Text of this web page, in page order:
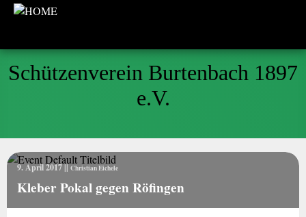
Schützenverein Burtenbach 1897
e.V.
9. April 2017||Christian Eichele
Kleber Pokal gegen Röfingen